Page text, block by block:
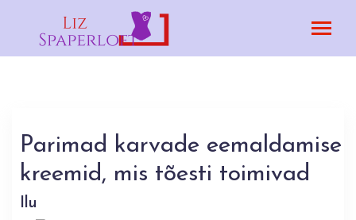
Parimad karvade eemaldamise
kreemid, mis tõesti toimivad
Ilu